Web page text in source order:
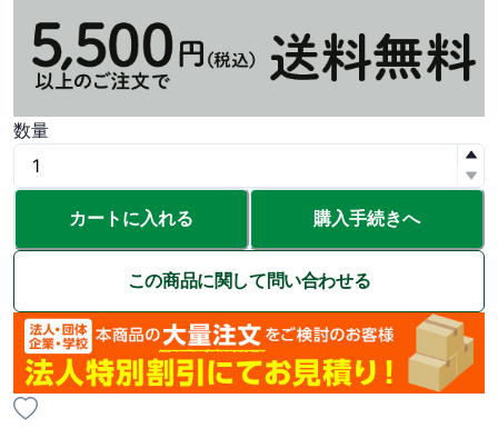
数量
カートに入れる 購入手続きへ
この商品に関して問い合わせる